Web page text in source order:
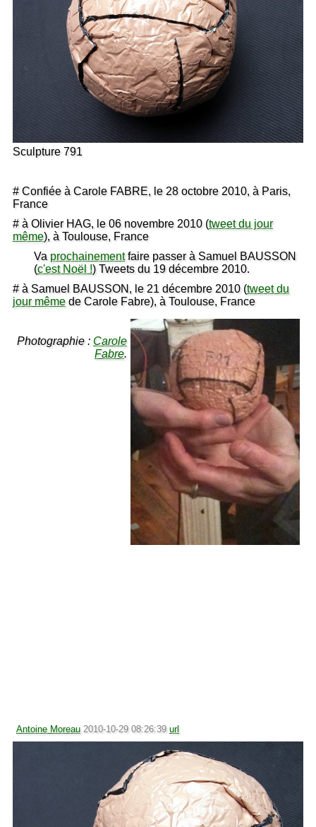
Sculpture 791
# Confiée à Carole FABRE, le 28 octobre 2010, à Paris,
France
# à Olivier HAG, le 06 novembre 2010 (tweet du jour
même), à Toulouse, France
Va prochainementfaire passer à Samuel BAUSSON
(c'est Noël !) Tweets du 19 décembre 2010.
# à Samuel BAUSSON, le 21 décembre 2010 (tweet du
jour mêmede Carole Fabre), à Toulouse, France
Photographie : Carole
Fabre.
Antoine Moreau 2010-10-29 08:26:39 url